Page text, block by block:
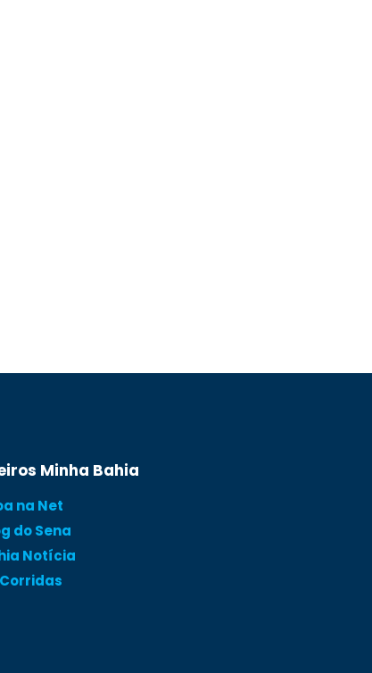
Minha Bahia
na Net
do Sena
Notícia